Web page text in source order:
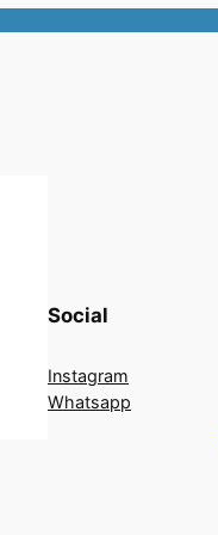
Social
Instagram
Whatsapp